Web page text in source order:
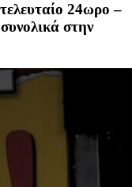
24ωρο –
στην